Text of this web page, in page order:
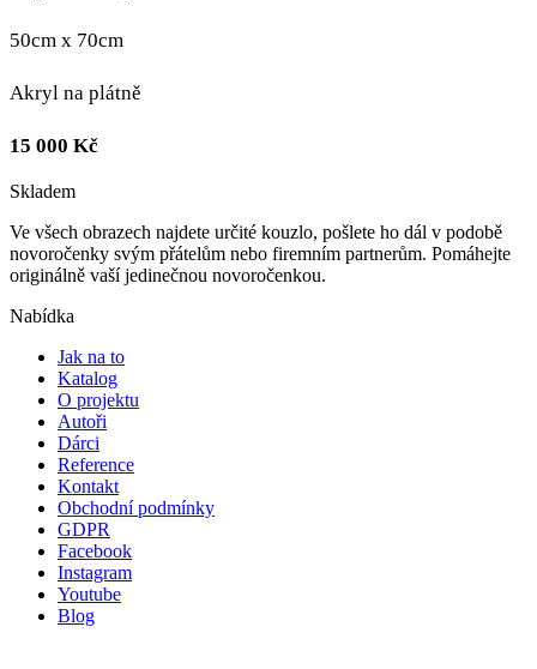
50cm x 70cm
Akryl na plátně
15 000 Kč
Skladem
Ve všech obrazech najdete určité kouzlo, pošlete ho dál v podobě
novoročenky svým přátelům nebo firemním partnerům. Pomáhejte
originálně vaší jedinečnou novoročenkou.
Nabídka
Jak na to
Katalog
O projektu
Autoři
Dárci
Reference
Kontakt
Obchodní podmínky
GDPR
Facebook
Instagram
Youtube
Blog